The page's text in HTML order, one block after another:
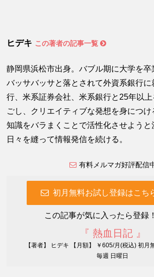
ヒデキ この著者の記事一覧
静岡県浜松市出身。バブル期に大学を卒
バッサバッサと落とされて外資系銀行に
行、米系証券会社、米系銀行と25年以
ごし、クリエイティブな発想を身につ
知識をバラまくことで活性化させようと
日々を縫って情報発信を続ける。
有料メルマガ好評配信
初月無料お試し登録はこち
この記事が気に入ったら登録
『 熱血日記 』
【著者】 ヒデキ 【月額】 ￥605/月(税込) 初月
毎週 日曜日